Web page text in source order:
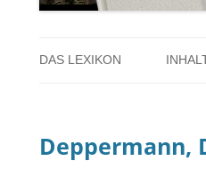
DAS LEXIKON
ÜBER DAS PROJEKT
Deppermann,